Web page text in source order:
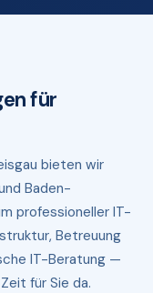
für
bieten wir
Baden-
professioneller IT-
Betreuung
IT-Beratung —
für Sie da.